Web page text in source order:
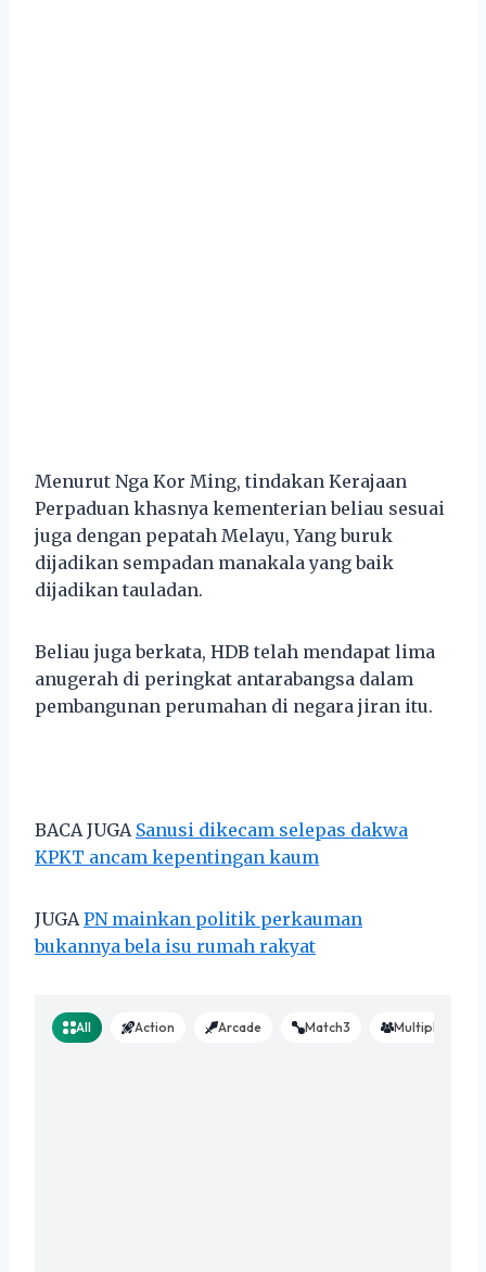
Menurut Nga Kor Ming, tindakan Kerajaan
Perpaduan khasnya kementerian beliau sesuai
juga dengan pepatah Melayu, Yang buruk
dijadikan sempadan manakala yang baik
dijadikan tauladan.
Beliau juga berkata, HDB telah mendapat lima
anugerah di peringkat antarabangsa dalam
pembangunan perumahan di negara jiran itu.
BACA JUGA Sanusi dikecam selepas dakwa
KPKT ancam kepentingan kaum
JUGA PN mainkan politik perkauman
bukannya bela isu rumah rakyat